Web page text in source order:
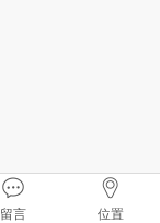
留言 位置